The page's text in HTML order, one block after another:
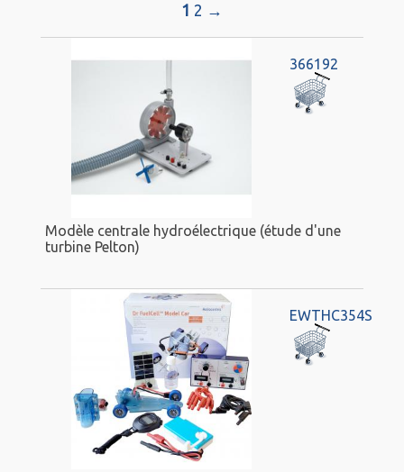
1 2 →
366192
Modèle centrale hydroélectrique (étude d'une
turbine Pelton)
EWTHC354S